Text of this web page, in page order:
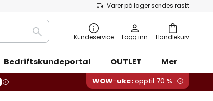
Varer på lager sendes raskt
Handlekurv
Søk Kundeservice Logg inn
Bedriftskundeportal OUTLET
Mer
WOW-uke: opptil 70 %